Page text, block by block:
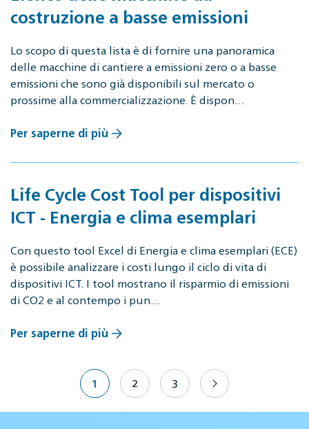
costruzione a basse emissioni
Lo scopo di questa lista è di fornire una panoramica
delle macchine di cantiere a emissioni zero o a basse
emissioni che sono già disponibili sul mercato o
prossime alla commercializzazione. È dispon…
Per saperne di più
Life Cycle Cost Tool per dispositivi
ICT - Energia e clima esemplari
Con questo tool Excel di Energia e clima esemplari (ECE)
è possibile analizzare i costi lungo il ciclo di vita di
dispositivi ICT. I tool mostrano il risparmio di emissioni
di CO2 e al contempo i pun…
Per saperne di più
1 2 3